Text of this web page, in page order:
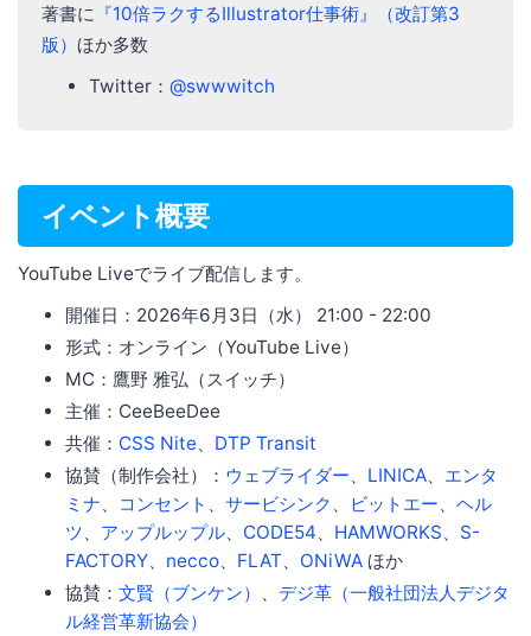
著書に 『10倍ラクするIllustrator仕事術』（改訂第3
版） ほか多数
Twitter： @swwwitch
イベント概要
YouTube Liveでライブ配信します。
開催日：2026年6月3日（水） 21:00 - 22:00
形式：オンライン（YouTube Live）
MC：鷹野 雅弘（スイッチ）
主催：CeeBeeDee
共催： CSS Nite、 DTP Transit
協賛（制作会社）： ウェブライダー、 LINICA、 エンタ
ミナ、 コンセント 、 サービシンク 、 ビットエー、 ヘル
ツ、 アップルップル、 CODE54、 HAMWORKS、 S-
FACTORY、 necco、 FLAT、 ONiWA ほか
協賛： 文賢（ブンケン） 、 デジ革（一般社団法人デジタ
ル経営革新協会）